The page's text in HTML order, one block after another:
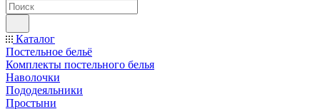
Каталог
Постельное бельё
Комплекты постельного белья
Наволочки
Пододеяльники
Простыни